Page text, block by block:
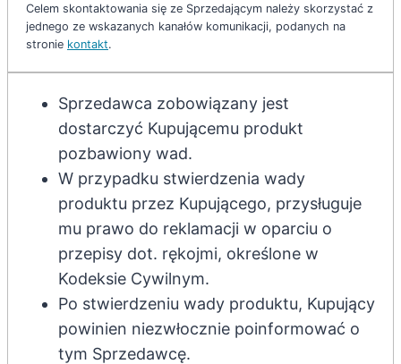
Celem skontaktowania się ze Sprzedającym należy skorzystać z
jednego ze wskazanych kanałów komunikacji, podanych na
stronie kontakt.
Sprzedawca zobowiązany jest
dostarczyć Kupującemu produkt
pozbawiony wad.
W przypadku stwierdzenia wady
produktu przez Kupującego, przysługuje
mu prawo do reklamacji w oparciu o
przepisy dot. rękojmi, określone w
Kodeksie Cywilnym.
Po stwierdzeniu wady produktu, Kupujący
powinien niezwłocznie poinformować o
tym Sprzedawcę.